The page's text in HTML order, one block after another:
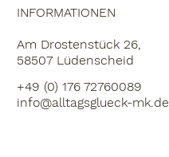
INFORMATIONEN
Am Drostenstück 26,
58507 Lüdenscheid
+49 (0) 176 72760089
info@alltagsglueck-mk.de